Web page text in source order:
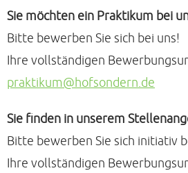
Sie möchten ein Praktikum bei
Bitte bewerben Sie sich bei uns!
Ihre vollständigen
praktikum@hofsondern.de
Sie finden in unserem
Bitte bewerben Sie sich initiativ
Ihre vollständigen